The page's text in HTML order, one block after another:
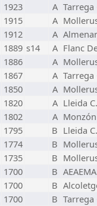
1923 A Tarrega
1915 A
1912 A
1889 s14 A Flanc
1886 A
1867 A Tarrega
1850 A
1820 A Lleida
1802 A Monzón
1795 B Lleida
1774 B
1735 B
1700 B
1700 B
1700 B Tarrega